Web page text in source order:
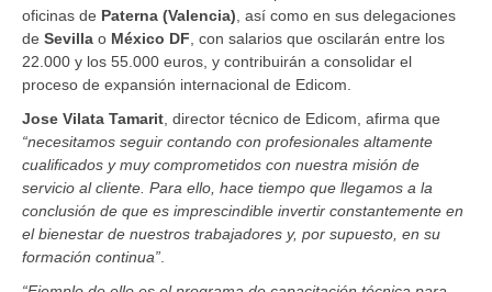
oficinas de Paterna (Valencia) , así como en sus delegaciones
de Sevilla o México DF , con salarios que oscilarán entre los
22.000 y los 55.000 euros, y contribuirán a consolidar el
proceso de expansión internacional de Edicom.
Jose Vilata Tamarit , director técnico de Edicom, afirma que
“necesitamos seguir contando con profesionales altamente
cualificados y muy comprometidos con nuestra misión de
servicio al cliente. Para ello, hace tiempo que llegamos a la
conclusión de que es imprescindible invertir constantemente en
el bienestar de nuestros trabajadores y, por supuesto, en su
formación continua”